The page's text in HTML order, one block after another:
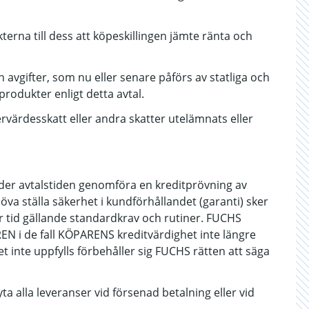
till dess att köpeskillingen jämte ränta och
avgifter, som nu eller senare påförs av statliga och
enligt detta avtal.
eller andra skatter utelämnats eller
avtalstiden genomföra en kreditprövning av
ställa säkerhet i kundförhållandet (garanti) sker
gällande standardkrav och rutiner. FUCHS
i de fall KÖPARENS kreditvärdighet inte längre
inte uppfylls förbehåller sig FUCHS rätten att säga
alla leveranser vid försenad betalning eller vid